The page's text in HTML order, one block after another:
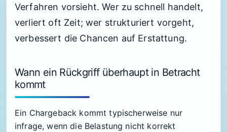
Verfahren vorsieht. Wer zu schnell handelt,
verliert oft Zeit; wer strukturiert vorgeht,
verbessert die Chancen auf Erstattung.
Wann ein Rückgriff überhaupt in Betracht
kommt
Ein Chargeback kommt typischerweise nur
infrage, wenn die Belastung nicht korrekt